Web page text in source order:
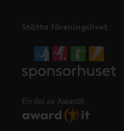
Stötta föreningslivet
En del av AwardIt